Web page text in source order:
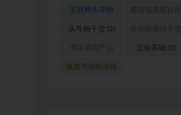
互联网头等舱
(1)
前沿信息差社群
头等舱干货 (2)
(1)
(1)
立绘基础 (1)
视频号挂机项目